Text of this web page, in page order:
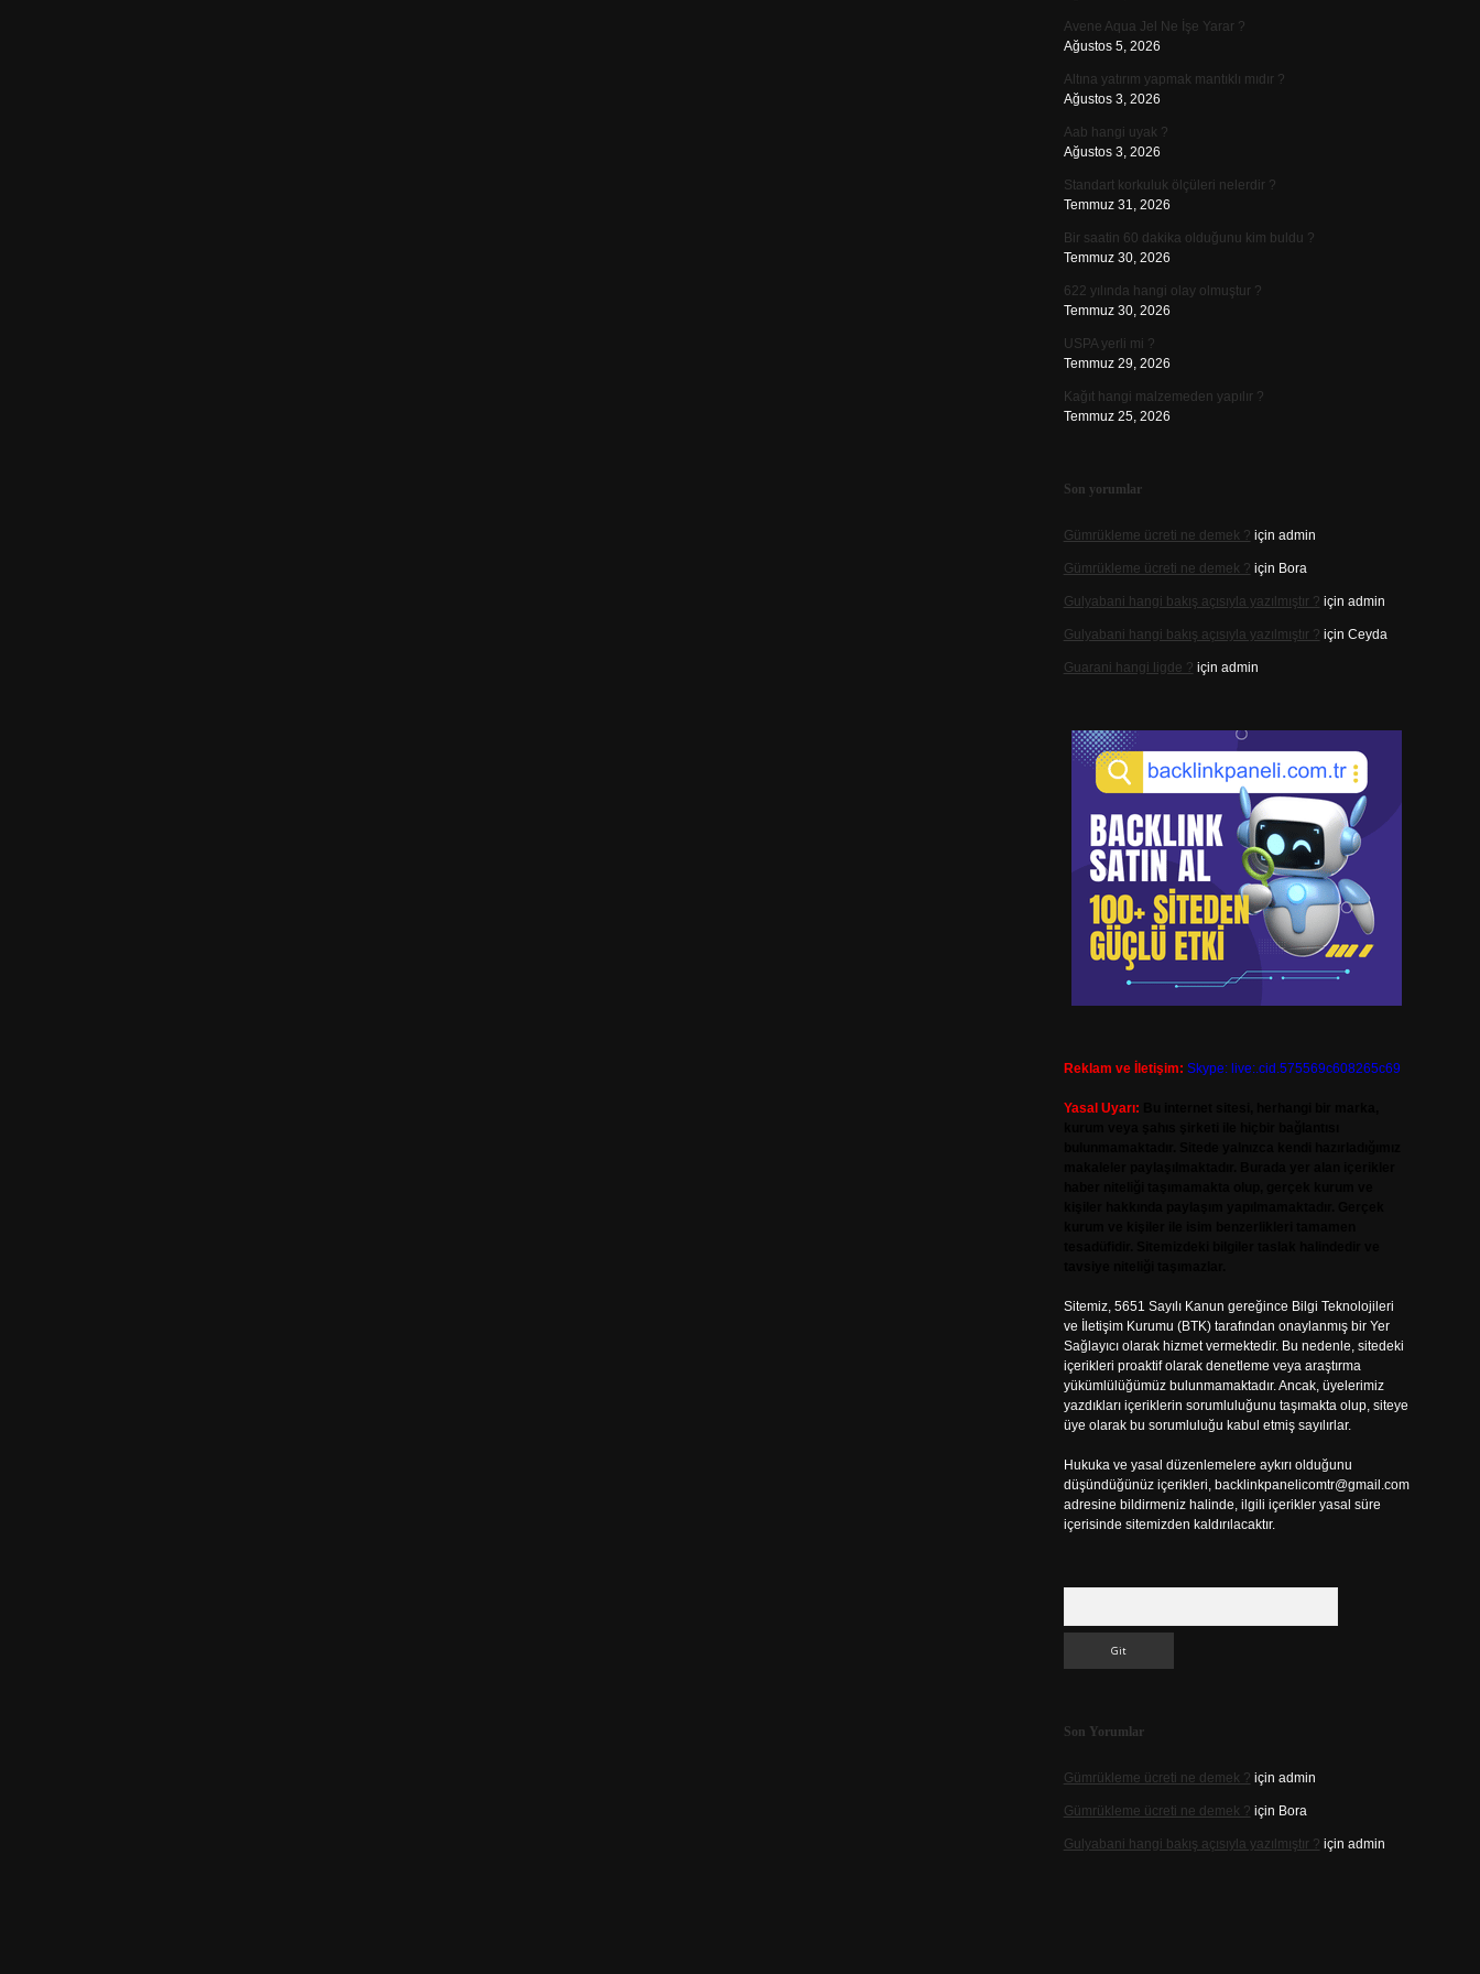
Avene Aqua Jel Ne İşe Yarar ?
Ağustos 5, 2026
Altına yatırım yapmak mantıklı mıdır ?
Ağustos 3, 2026
Aab hangi uyak ?
Ağustos 3, 2026
Standart korkuluk ölçüleri nelerdir ?
Temmuz 31, 2026
Bir saatin 60 dakika olduğunu kim buldu ?
Temmuz 30, 2026
622 yılında hangi olay olmuştur ?
Temmuz 30, 2026
USPA yerli mi ?
Temmuz 29, 2026
Kağıt hangi malzemeden yapılır ?
Temmuz 25, 2026
Son yorumlar
Gümrükleme ücreti ne demek ? için admin
Gümrükleme ücreti ne demek ? için Bora
Gulyabani hangi bakış açısıyla yazılmıştır ? için admin
Gulyabani hangi bakış açısıyla yazılmıştır ? için Ceyda
Guarani hangi ligde ? için admin
Reklam ve İletişim: Skype: live:.cid.575569c608265c69
Yasal Uyarı:
Sitemiz, 5651 Sayılı Kanun gereğince Bilgi Teknolojileri
ve İletişim Kurumu (BTK) tarafından onaylanmış bir Yer
Sağlayıcı olarak hizmet vermektedir. Bu nedenle, sitedeki
içerikleri proaktif olarak denetleme veya araştırma
yükümlülüğümüz bulunmamaktadır. Ancak, üyelerimiz
yazdıkları içeriklerin sorumluluğunu taşımakta olup, siteye
üye olarak bu sorumluluğu kabul etmiş sayılırlar.
Hukuka ve yasal düzenlemelere aykırı olduğunu
düşündüğünüz içerikleri, backlinkpanelicomtr@gmail.com
adresine bildirmeniz halinde, ilgili içerikler yasal süre
içerisinde sitemizden kaldırılacaktır.
Son Yorumlar
Gümrükleme ücreti ne demek ? için admin
Gümrükleme ücreti ne demek ? için Bora
Gulyabani hangi bakış açısıyla yazılmıştır ? için admin